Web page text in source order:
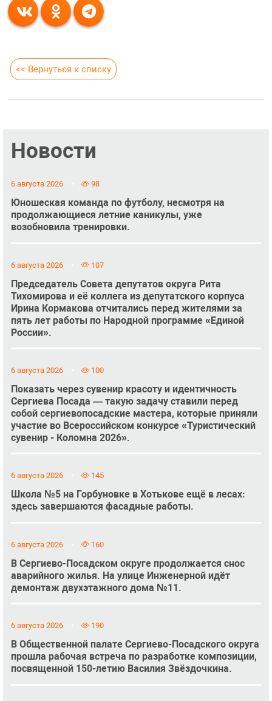
<< Вернуться к списку
Новости
6 августа 2026 98
Юношеская команда по футболу, несмотря на
продолжающиеся летние каникулы, уже
возобновила тренировки.
6 августа 2026 107
Председатель Совета депутатов округа Рита
Тихомирова и её коллега из депутатского корпуса
Ирина Кормакова отчитались перед жителями за
пять лет работы по Народной программе «Единой
России».
6 августа 2026 100
Показать через сувенир красоту и идентичность
Сергиева Посада — такую задачу ставили перед
собой сергиевопосадские мастера, которые приняли
участие во Всероссийском конкурсе «Туристический
сувенир - Коломна 2026».
6 августа 2026 145
Школа №5 на Горбуновке в Хотькове ещё в лесах:
здесь завершаются фасадные работы.
6 августа 2026 160
В Сергиево-Посадском округе продолжается снос
аварийного жилья. На улице Инженерной идёт
демонтаж двухэтажного дома №11.
6 августа 2026 190
В Общественной палате Сергиево-Посадского округа
прошла рабочая встреча по разработке композиции,
посвященной 150-летию Василия Звёздочкина.